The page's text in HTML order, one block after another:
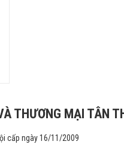
THƯƠNG MẠI TÂN
cấp ngày 16/11/2009